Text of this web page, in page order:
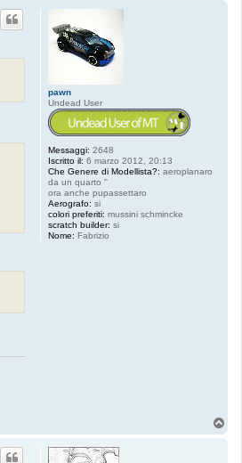
pawn
Undead User
Messaggi: 2648
Iscritto il: 6 marzo 2012, 20:13
Che Genere di Modellista?: aeroplanaro
da un quarto ''
ora anche pupassettaro
Aerografo: si
colori preferiti: mussini schmincke
scratch builder: si
Nome: Fabrizio